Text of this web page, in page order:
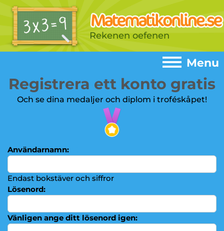
Rekenen oefenen
Registrera ett konto gratis
Och se dina medaljer och diplom i troféskåpet!
Användarnamn:
Endast bokstäver och siffror
Lösenord:
Vänligen ange ditt lösenord igen:
Menu
Menu
► Addition
►
Multiplikationstabeller
► Division